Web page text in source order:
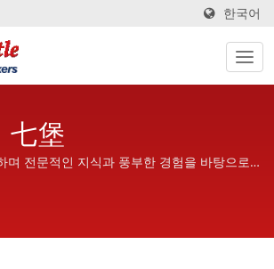
한국어
堡
며 전문적인 지식과 풍부한 경험을 바탕으로
은 안정성을 제공하는 가열 혼합기입니다.